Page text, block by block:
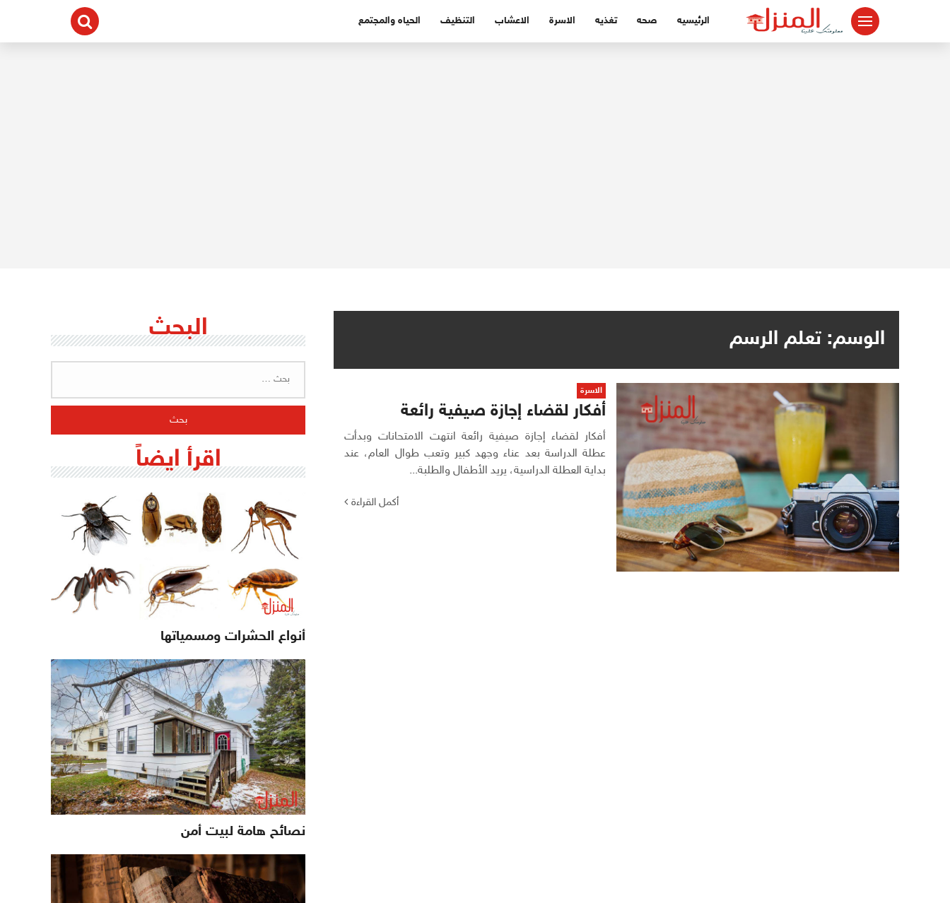
الرئيسيه صحه تغذيه الاسرة الاعشاب التنظيف الحياه والمجتمع
الوسم: تعلم الرسم
الاسرة
أفكار لقضاء إجازة صيفية رائعة
أفكار لقضاء إجازة صيفية رائعة انتهت الامتحانات وبدأت
عطلة الدراسة بعد عناء وجهد كبير وتعب طوال العام، عند
بداية العطلة الدراسية، يريد الأطفال والطلبة...
أكمل القراءة
البحث
اقرأ ايضاً
أنواع الحشرات ومسمياتها
نصائح هامة لبيت أمن